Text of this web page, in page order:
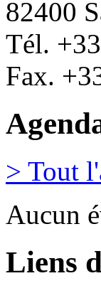
82400
Tél.
Fax.
> Tout
Aucun
Liens